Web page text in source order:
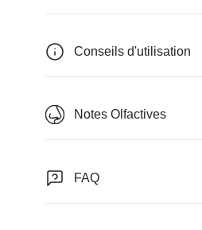
Conseils d'utilisation
Notes Olfactives
FAQ